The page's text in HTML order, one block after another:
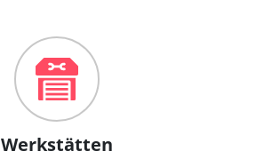
Werkstätten